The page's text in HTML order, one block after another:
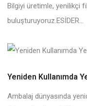
Bilgiyi üretimle, yenilikçi
buluşturuyoruz.ESİDER...
Yeniden Kullanımda
Ambalaj dünyasında